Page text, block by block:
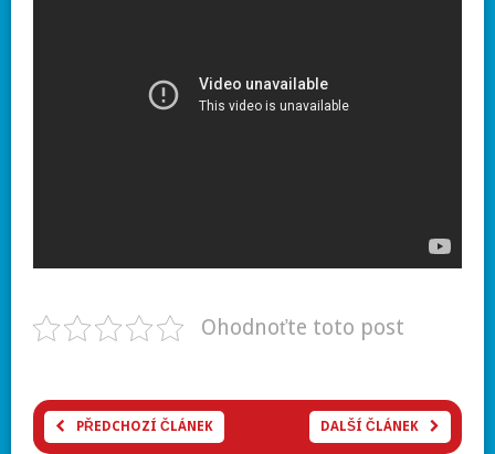
Ohodnoťte toto post
PŘEDCHOZÍ ČLÁNEK DALŠÍ ČLÁNEK